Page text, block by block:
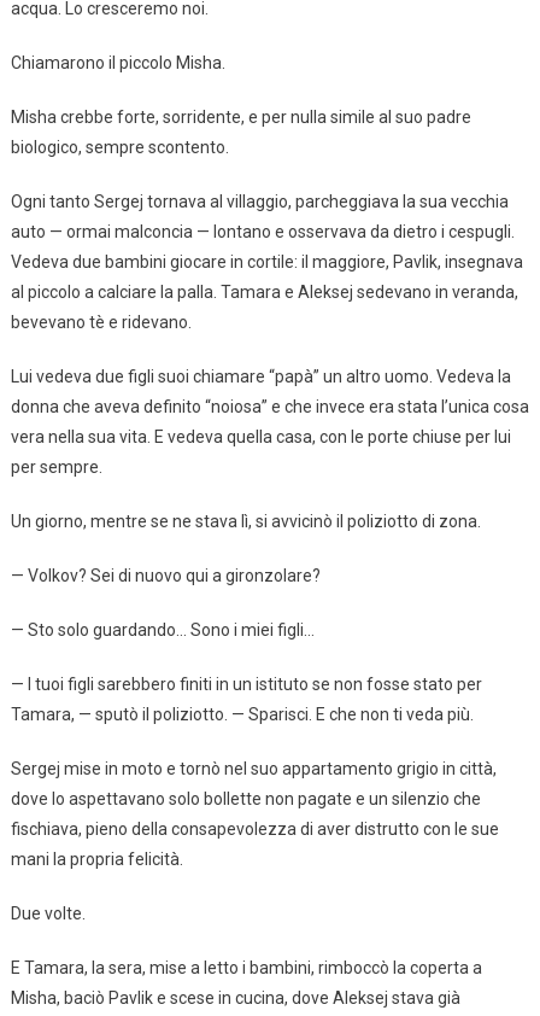
acqua. Lo cresceremo noi.
Chiamarono il piccolo Misha.
Misha crebbe forte, sorridente, e per nulla simile al suo padre
biologico, sempre scontento.
Ogni tanto Sergej tornava al villaggio, parcheggiava la sua vecchia
auto — ormai malconcia — lontano e osservava da dietro i cespugli.
Vedeva due bambini giocare in cortile: il maggiore, Pavlik, insegnava
al piccolo a calciare la palla. Tamara e Aleksej sedevano in veranda,
bevevano tè e ridevano.
Lui vedeva due figli suoi chiamare “papà” un altro uomo. Vedeva la
donna che aveva definito “noiosa” e che invece era stata l’unica cosa
vera nella sua vita. E vedeva quella casa, con le porte chiuse per lui
per sempre.
Un giorno, mentre se ne stava lì, si avvicinò il poliziotto di zona.
— Volkov? Sei di nuovo qui a gironzolare?
— Sto solo guardando… Sono i miei figli…
— I tuoi figli sarebbero finiti in un istituto se non fosse stato per
Tamara, — sputò il poliziotto. — Sparisci. E che non ti veda più.
Sergej mise in moto e tornò nel suo appartamento grigio in città,
dove lo aspettavano solo bollette non pagate e un silenzio che
fischiava, pieno della consapevolezza di aver distrutto con le sue
mani la propria felicità.
Due volte.
E Tamara, la sera, mise a letto i bambini, rimboccò la coperta a
Misha, baciò Pavlik e scese in cucina, dove Aleksej stava già